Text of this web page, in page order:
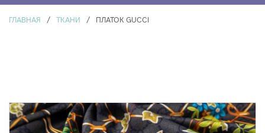
ГЛАВНАЯ / ТКАНИ / ПЛАТОК GUCCI